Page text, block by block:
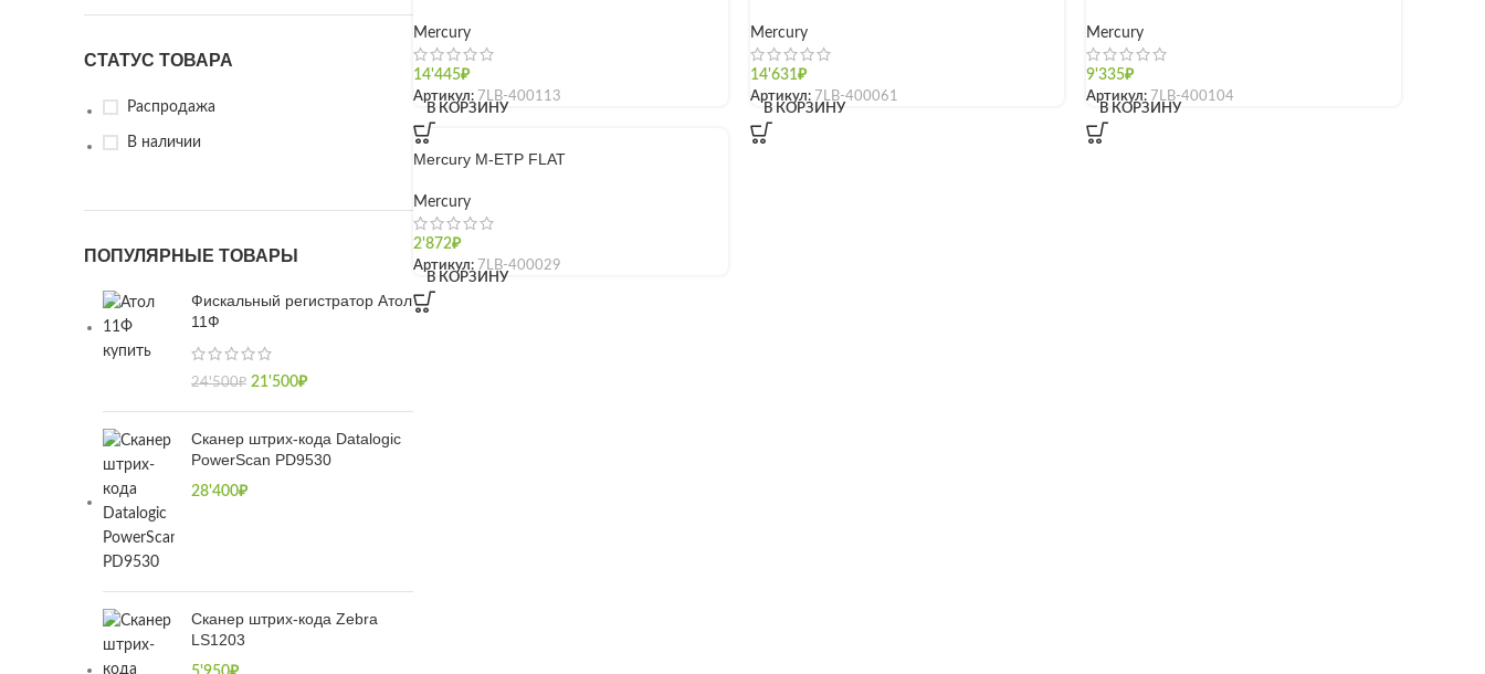
СТАТУС ТОВАРА
Распродажа
В наличии
ПОПУЛЯРНЫЕ ТОВАРЫ
Фискальный регистратор Атол
11Ф
24'500₽ 21'500₽
Сканер штрих-кода Datalogic
PowerScan PD9530
28'400₽
Сканер штрих-кода Zebra
LS1203
Mercury
14'445₽
В КОРЗИНУ
Артикул: 7LB-400113
Mercury
14'631₽
В КОРЗИНУ
Артикул: 7LB-400061
Mercury
9'335₽
В КОРЗИНУ
Артикул: 7LB-400104
Mercury M-ETP FLAT
Mercury
2'872₽
В КОРЗИНУ
Артикул: 7LB-400029